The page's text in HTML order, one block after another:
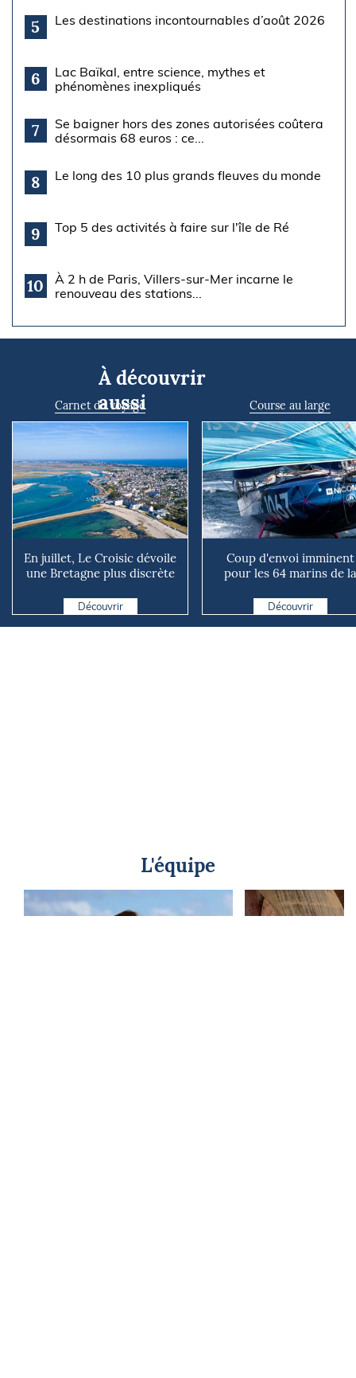
5 Les destinations incontournables d’août 2026
6
Lac Baïkal, entre science, mythes et
phénomènes inexpliqués
7
Se baigner hors des zones autorisées coûtera
désormais 68 euros : ce...
8 Le long des 10 plus grands fleuves du monde
9 Top 5 des activités à faire sur l'île de Ré
10
À 2 h de Paris, Villers-sur-Mer incarne le
renouveau des stations...
À découvrir
aussi
Carnet de voyage
En juillet, Le Croisic dévoile
une Bretagne plus discrète
Découvrir
Course au large
Coup d'envoi imminent
pour les 64 marins de la
Découvrir
L'équipe